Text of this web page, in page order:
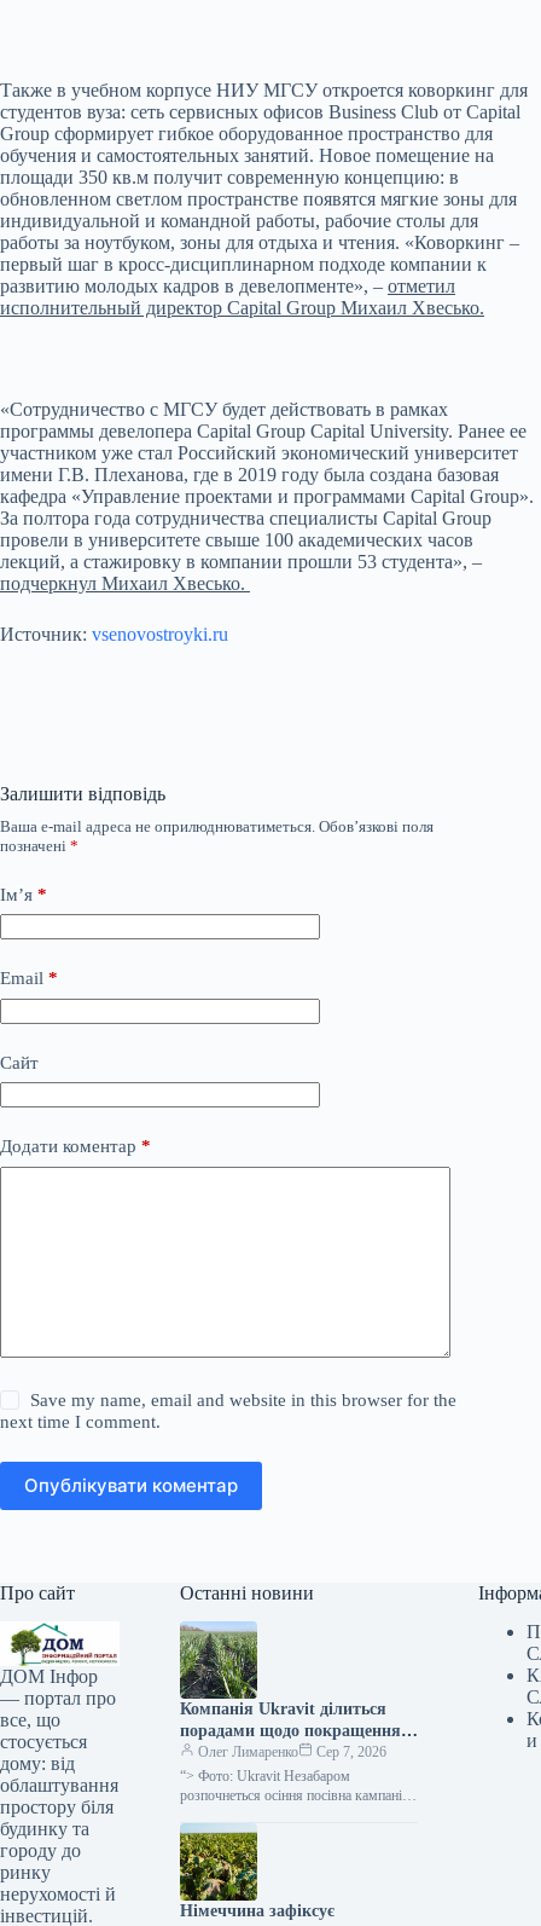
Также в учебном корпусе НИУ МГСУ откроется коворкинг для
студентов вуза: сеть сервисных офисов Business Club от Capital
Group сформирует гибкое оборудованное пространство для
обучения и самостоятельных занятий. Новое помещение на
площади 350 кв.м получит современную концепцию: в
обновленном светлом пространстве появятся мягкие зоны для
индивидуальной и командной работы, рабочие столы для
работы за ноутбуком, зоны для отдыха и чтения. «Коворкинг –
первый шаг в кросс-дисциплинарном подходе компании к
развитию молодых кадров в девелопменте», – отметил
исполнительный директор Capital Group Михаил Хвесько.
«Сотрудничество с МГСУ будет действовать в рамках
программы девелопера Capital Group Capital University. Ранее ее
участником уже стал Российский экономический университет
имени Г.В. Плеханова, где в 2019 году была создана базовая
кафедра «Управление проектами и программами Capital Group».
За полтора года сотрудничества специалисты Capital Group
провели в университете свыше 100 академических часов
лекций, а стажировку в компании прошли 53 студента», –
подчеркнул Михаил Хвесько.
Источник: vsenovostroyki.ru
Залишити відповідь
Ваша e-mail адреса не оприлюднюватиметься. Обов’язкові поля
позначені *
Ім’я *
Email *
Сайт
Додати коментар *
Save my name, email and website in this browser for the
next time I comment.
Опублікувати коментар
Про сайт
ДОМ Інфор
— портал про
все, що
стосується
дому: від
облаштування
простору біля
будинку та
городу до
ринку
нерухомості й
інвестицій.
Останні новини
Компанія Ukravit ділиться
порадами щодо покращення
схожості та зимостійкості
озимої пшениці —
SuperAgronom.com
Олег Лимаренко
Сер 7, 2026
“> Фото: Ukravit Незабаром
розпочнеться осіння посівна кампанія
паралельно з традиційним
підживленням, фахівці компанії
Ukravit наголошують
Німеччина зафіксує
и